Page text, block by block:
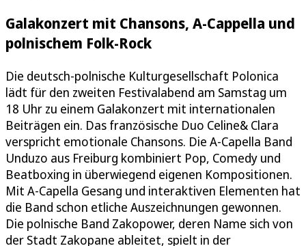
Galakonzert mit Chansons, A-Cappella und
polnischem Folk-Rock
Die deutsch-polnische Kulturgesellschaft Polonica
lädt für den zweiten Festivalabend am Samstag um
18 Uhr zu einem Galakonzert mit internationalen
Beiträgen ein. Das französische Duo Celine& Clara
verspricht emotionale Chansons. Die A-Capella Band
Unduzo aus Freiburg kombiniert Pop, Comedy und
Beatboxing in überwiegend eigenen Kompositionen.
Mit A-Capella Gesang und interaktiven Elementen hat
die Band schon etliche Auszeichnungen gewonnen.
Die polnische Band Zakopower, deren Name sich von
der Stadt Zakopane ableitet, spielt in der